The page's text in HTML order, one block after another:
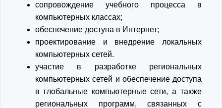
сопровождение учебного процесса в
компьютерных классах;
обеспечение доступа в Интернет;
проектирование и внедрение локальных
компьютерных сетей.
участие в разработке региональных
компьютерных сетей и обеспечение доступа
в глобальные компьютерные сети, а также
региональных программ, связанных с